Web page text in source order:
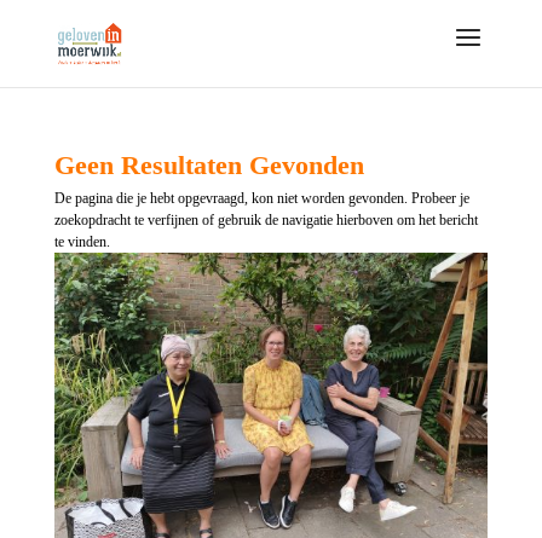
Geen Resultaten Gevonden
De pagina die je hebt opgevraagd, kon niet worden gevonden. Probeer je
zoekopdracht te verfijnen of gebruik de navigatie hierboven om het bericht
te vinden.